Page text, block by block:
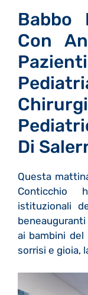
Babbo
Con
Di
Questa
Conticchio
istituzionali
ai bambini del
sorrisi e gioia,